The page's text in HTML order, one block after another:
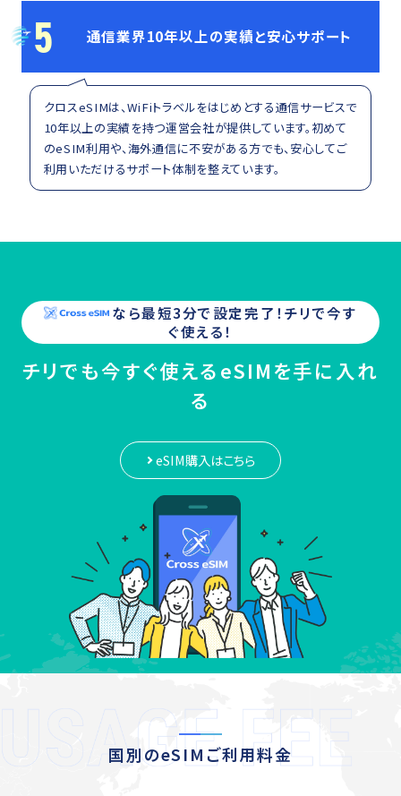
5 通信業界10年以上の実績と安心サポート
クロスeSIMは、WiFiトラベルをはじめとする通信サービスで
10年以上の実績を持つ運営会社が提供しています。初めて
のeSIM利用や、海外通信に不安がある方でも、安心してご
利用いただけるサポート体制を整えています。
なら最短3分で設定完了！チリで今す
ぐ使える！
チリでも今すぐ使えるeSIMを手に入れ
る
eSIM購入はこちら
国別のeSIMご利用料金